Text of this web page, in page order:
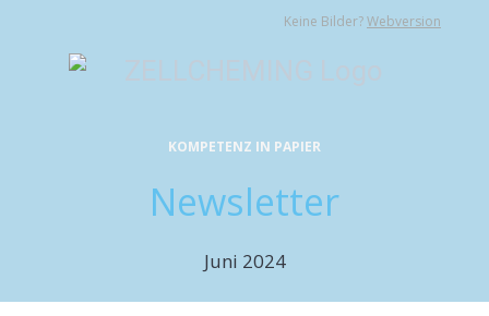
Keine Bilder?Webversion
KOMPETENZ IN PAPIER
Newsletter
Juni 2024